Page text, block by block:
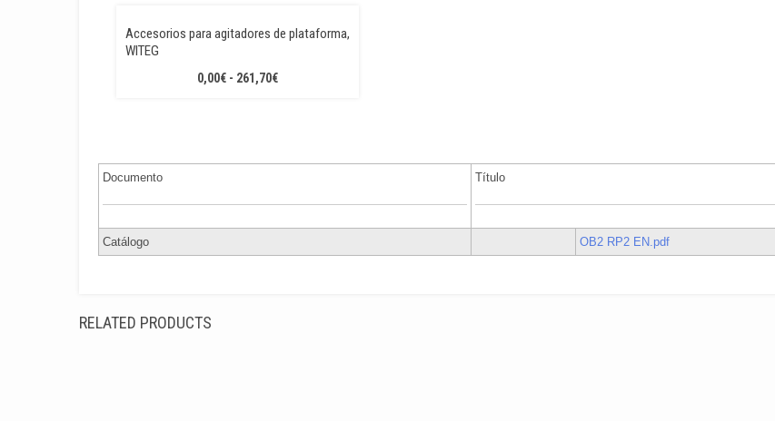
Accesorios para agitadores de plataforma,
WITEG
0,00€ - 261,70€RANGO
Documento Título
Catálogo OB2 RP2 EN.pdf
RELATED PRODUCTS